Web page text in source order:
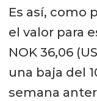
Es así, como
el valor para
NOK 36,06
una baja del
semana